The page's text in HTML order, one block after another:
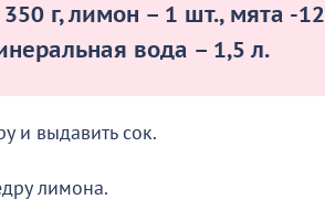
г, лимон – 1 шт., мята -12
вода – 1,5 л.
и выдавить сок.
лимона.